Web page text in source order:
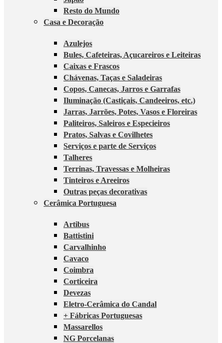
Resto do Mundo
Casa e Decoração
Azulejos
Bules, Cafeteiras, Açucareiros e Leiteiras
Caixas e Frascos
Chávenas, Taças e Saladeiras
Copos, Canecas, Jarros e Garrafas
Iluminação (Castiçais, Candeeiros, etc.)
Jarras, Jarrões, Potes, Vasos e Floreiras
Paliteiros, Saleiros e Especieiros
Pratos, Salvas e Covilhetes
Serviços e parte de Serviços
Talheres
Terrinas, Travessas e Molheiras
Tinteiros e Areeiros
Outras peças decorativas
Cerâmica Portuguesa
Artibus
Battistini
Carvalhinho
Cavaco
Coimbra
Corticeira
Devezas
Eletro-Cerâmica do Candal
+ Fábricas Portuguesas
Massarellos
NG Porcelanas